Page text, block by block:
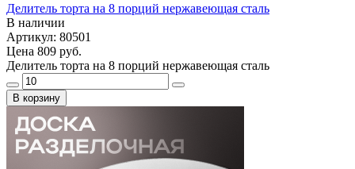
Делитель торта на 8 порций нержавеющая сталь
В наличии
Артикул: 80501
Цена 809 руб.
Делитель торта на 8 порций нержавеющая сталь
В корзину